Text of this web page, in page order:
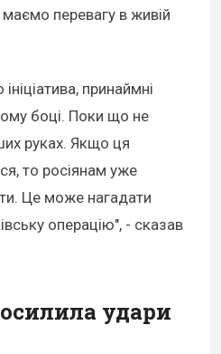
перевагу в живій
принаймні
боці. Поки що не
руках. Якщо ця
то росіянам уже
Це може нагадати
операцію", - сказав
удари